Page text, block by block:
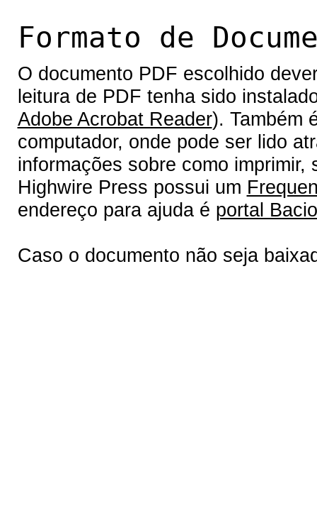
Formato de
O documento PDF escolhido
leitura de PDF tenha sido
Adobe Acrobat Reader). Também
computador, onde pode ser lido
informações sobre como
Highwire Press possui um
endereço para ajuda é portal
Caso o documento não seja